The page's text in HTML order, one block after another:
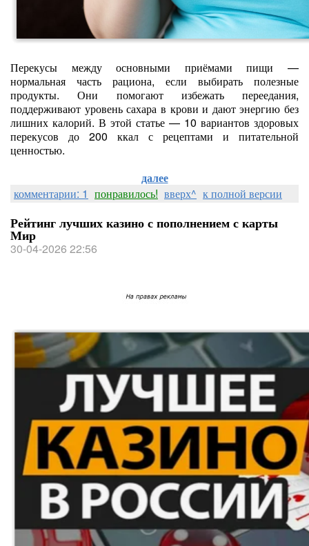
Перекусы между основными приёмами пищи —
нормальная часть рациона, если выбирать полезные
продукты. Они помогают избежать переедания,
поддерживают уровень сахара в крови и дают энергию без
лишних калорий. В этой статье — 10 вариантов здоровых
перекусов до 200 ккал с рецептами и питательной
ценностью.
далее
комментарии: 1 понравилось! вверх^ к полной версии
Рейтинг лучших казино с пополнением с карты
Мир
30-04-2026 22:56